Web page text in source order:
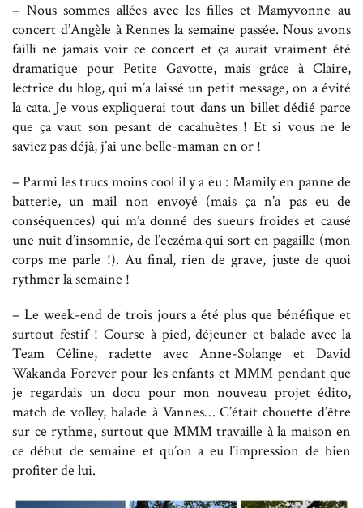
– Nous sommes allées avec les filles et Mamyvonne au
concert d’Angèle à Rennes la semaine passée. Nous avons
failli ne jamais voir ce concert et ça aurait vraiment été
dramatique pour Petite Gavotte, mais grâce à Claire,
lectrice du blog, qui m’a laissé un petit message, on a évité
la cata. Je vous expliquerai tout dans un billet dédié parce
que ça vaut son pesant de cacahuètes ! Et si vous ne le
saviez pas déjà, j’ai une belle-maman en or !
– Parmi les trucs moins cool il y a eu : Mamily en panne de
batterie, un mail non envoyé (mais ça n’a pas eu de
conséquences) qui m’a donné des sueurs froides et causé
une nuit d’insomnie, de l’eczéma qui sort en pagaille (mon
corps me parle !). Au final, rien de grave, juste de quoi
rythmer la semaine !
– Le week-end de trois jours a été plus que bénéfique et
surtout festif ! Course à pied, déjeuner et balade avec la
Team Céline, raclette avec Anne-Solange et David
Wakanda Forever pour les enfants et MMM pendant que
je regardais un docu pour mon nouveau projet édito,
match de volley, balade à Vannes… C’était chouette d’être
sur ce rythme, surtout que MMM travaille à la maison en
ce début de semaine et qu’on a eu l’impression de bien
profiter de lui.